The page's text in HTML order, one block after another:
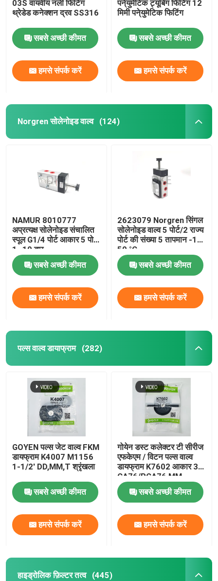
03S वायवीय नली फिटिंग
थ्रेडेड कनेक्शन द्रव SS316
सबसे अच्छी कीमत
हमसे संपर्क करें
पने्युमेटिक ट्यूबिंग फिटिंग 12
मिमी पने्युमेटिक फिटिंग
सबसे अच्छी कीमत
हमसे संपर्क करें
Norgren सोलेनोइड वाल्व (124)
NAMUR 8010777
अप्रत्यक्ष सोलेनोइड संचालित
स्पूल G1/4 पोर्ट आकार 5 पोर्ट
1 -10 बार
सबसे अच्छी कीमत
हमसे संपर्क करें
2623079 Norgren सिंगल
सोलेनोइड वाल्व 5 पोर्ट/2 राज्य
पोर्ट की संख्या 5 तापमान -10-
50 °C
सबसे अच्छी कीमत
हमसे संपर्क करें
पल्स वाल्व डायाफ्राम (282)
GOYEN पल्स जेट वाल्व FKM
डायफ्राम K4007 M1156
1-1/2' DD,MM,T श्रृंखला
सबसे अच्छी कीमत
हमसे संपर्क करें
गोयेन डस्ट कलेक्टर टी सीरीज
एफकेएम / विटन पल्स वाल्व
डायफ्राम K7602 आकार 3"
CA76/RCA76,MM
सबसे अच्छी कीमत
हमसे संपर्क करें
हाइड्रोलिक फ़िल्टर तत्व (445)